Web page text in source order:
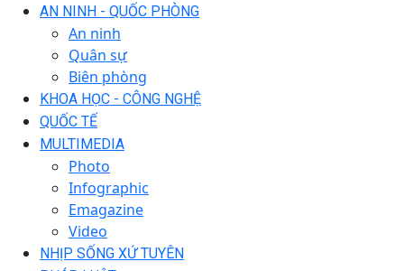
AN NINH - QUỐC PHÒNG
An ninh
Quân sự
Biên phòng
KHOA HỌC - CÔNG NGHỆ
QUỐC TẾ
MULTIMEDIA
Photo
Infographic
Emagazine
Video
NHỊP SỐNG XỨ TUYÊN